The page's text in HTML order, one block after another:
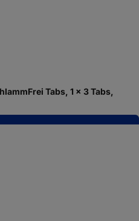
Tabs, 1 x 3 Tabs,